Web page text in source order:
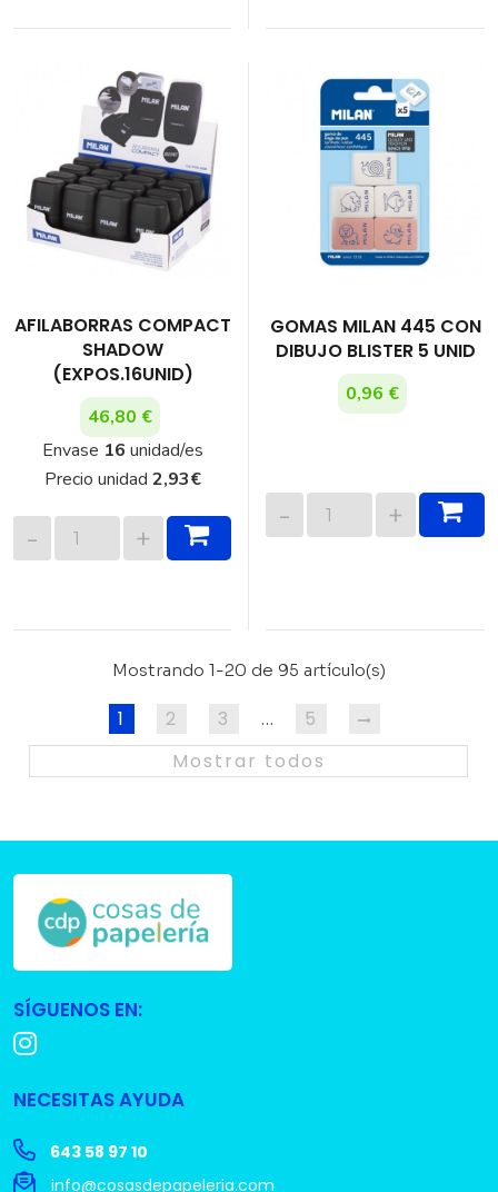
AFILABORRAS COMPACT
SHADOW
(EXPOS.16UNID)
46,80 €
Envase 16 unidad/es
Precio unidad 2,93€
GOMAS MILAN 445 CON
DIBUJO BLISTER 5 UNID
0,96 €
Mostrando 1-20 de 95 artículo(s)
1 2 3 …
5
Mostrar todos
SÍGUENOS EN:
NECESITAS AYUDA
643 58 97 10
info@cosasdepapeleria.com